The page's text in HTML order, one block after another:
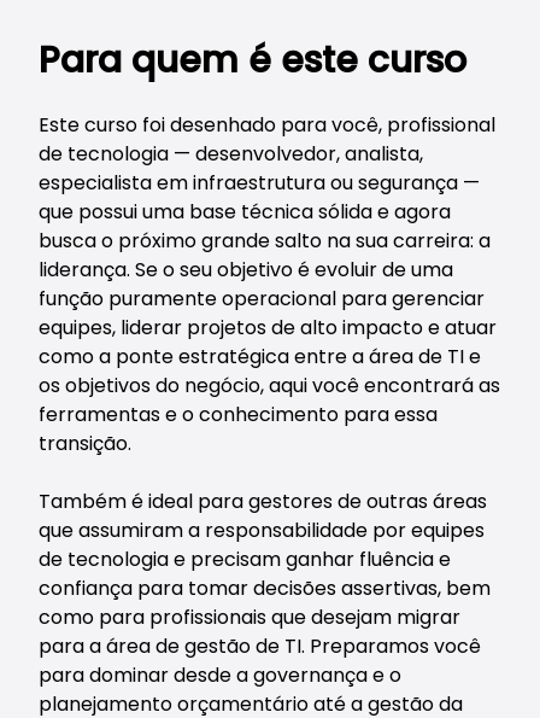
Para quem é este curso
Este curso foi desenhado para você, profissional
de tecnologia — desenvolvedor, analista,
especialista em infraestrutura ou segurança —
que possui uma base técnica sólida e agora
busca o próximo grande salto na sua carreira: a
liderança. Se o seu objetivo é evoluir de uma
função puramente operacional para gerenciar
equipes, liderar projetos de alto impacto e atuar
como a ponte estratégica entre a área de TI e
os objetivos do negócio, aqui você encontrará as
ferramentas e o conhecimento para essa
transição.
Também é ideal para gestores de outras áreas
que assumiram a responsabilidade por equipes
de tecnologia e precisam ganhar fluência e
confiança para tomar decisões assertivas, bem
como para profissionais que desejam migrar
para a área de gestão de TI. Preparamos você
para dominar desde a governança e o
planejamento orçamentário até a gestão da